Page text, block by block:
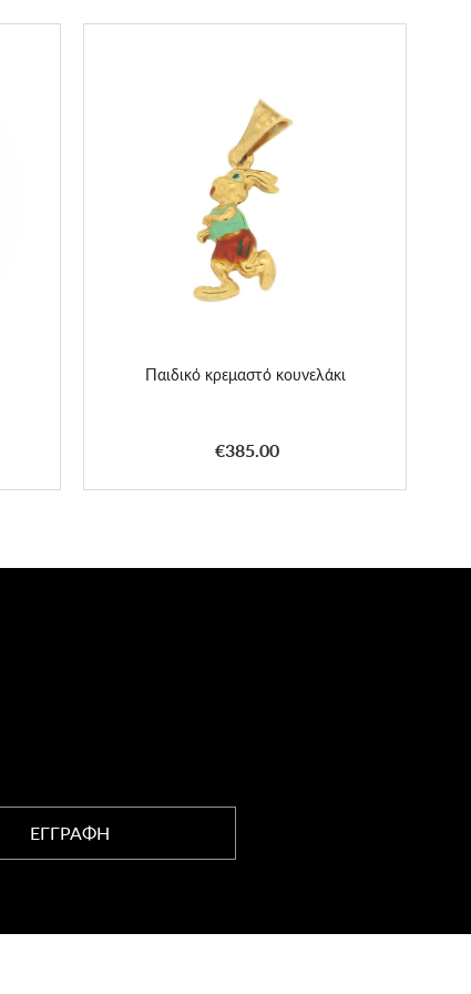
Παιδικό κρεμαστό κουνελάκι
€385.00
ΕΓΓΡΑΦΗ